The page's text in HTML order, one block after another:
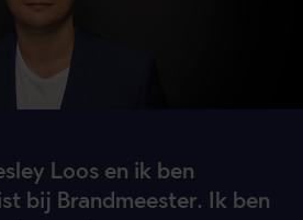
Loos en ik ben
bij Brandmeester. Ik ben